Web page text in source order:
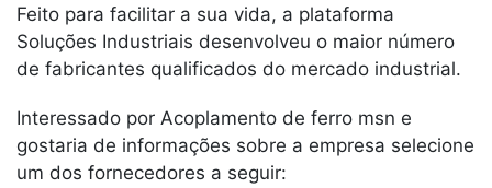
Feito para facilitar a sua vida, a plataforma
Soluções Industriais desenvolveu o maior número
de fabricantes qualificados do mercado industrial.
Interessado por Acoplamento de ferro msn e
gostaria de informações sobre a empresa selecione
um dos fornecedores a seguir: